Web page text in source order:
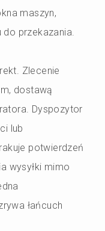
maszyn,
przekazania.
Zlecenie
dostawą
Dyspozytor
lub
potwierdzeń
wysyłki mimo
łańcuch